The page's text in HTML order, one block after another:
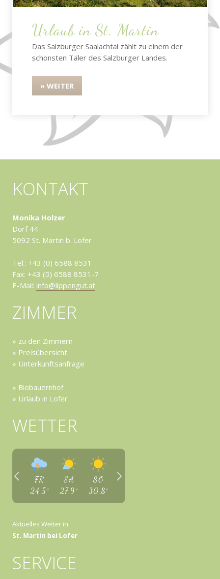
Urlaub in St. Martin
Das Salzburger Saalachtal zählt zu einem der
schönsten Täler des Salzburger Landes.
» WEITER
KONTAKT
Monika Holzer
Dorf 44
5092 St. Martin b. Lofer
Tel.: +43 (0) 6588 8531
Fax: +43 (0) 6588 8531-7
E-Mail: info@lippengut.at
ZIMMER
» zu den Zimmern
» Preisübersicht
» Unterkunftsanfrage
» Biobauernhof
» Urlaub in Lofer
WETTER
FR
24.5°
SA
27.9°
SO
30.8°
Aktuelles Wetter in
St. Martin bei Lofer
SERVICE